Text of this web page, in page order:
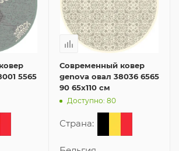
5565
Современный ковер
genova овал 38036 6565
90 65x110 см
Доступно: 80
Страна: